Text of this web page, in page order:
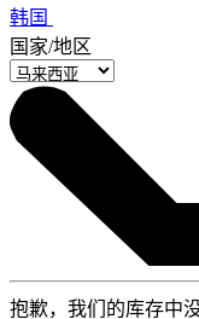
韩国
国家/地区
抱歉，我们的库存中